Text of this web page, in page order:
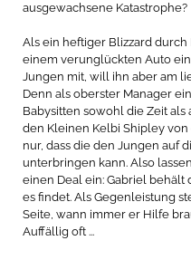
ausgewachsene Katastrophe?
Als ein heftiger Blizzard
einem verunglückten Auto
Jungen mit, will ihn aber am
Denn als oberster Manager
Babysitten sowohl die Zeit als
den Kleinen Kelbi Shipley
nur, dass die den Jungen auf
unterbringen kann. Also
einen Deal ein: Gabriel behält
es findet. Als Gegenleistung
Seite, wann immer er Hilfe
Auffällig oft ...